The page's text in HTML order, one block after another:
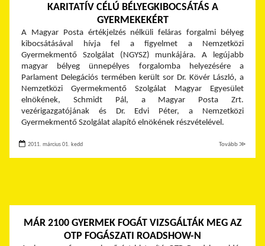
KARITATÍV CÉLÚ BÉLYEGKIBOCSÁTÁS A
GYERMEKEKÉRT
A Magyar Posta értékjelzés nélküli feláras forgalmi bélyeg
kibocsátásával hívja fel a figyelmet a Nemzetközi
Gyermekmentő Szolgálat (NGYSZ) munkájára. A legújabb
magyar bélyeg ünnepélyes forgalomba helyezésére a
Parlament Delegációs termében került sor Dr. Kövér László, a
Nemzetközi Gyermekmentő Szolgálat Magyar Egyesület
elnökének, Schmidt Pál, a Magyar Posta Zrt.
vezérigazgatójának és Dr. Edvi Péter, a Nemzetközi
Gyermekmentő Szolgálat alapító elnökének részvételével.
2011. március 01. kedd Tovább ≫
MÁR 2100 GYERMEK FOGÁT VIZSGÁLTÁK MEG AZ
OTP FOGÁSZATI ROADSHOW-N